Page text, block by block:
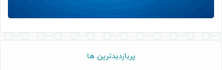
پربازدیدترین ها